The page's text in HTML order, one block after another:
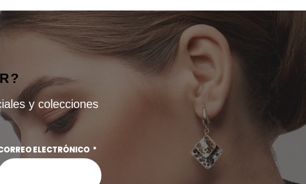
y colecciones
ELECTRÓNICO